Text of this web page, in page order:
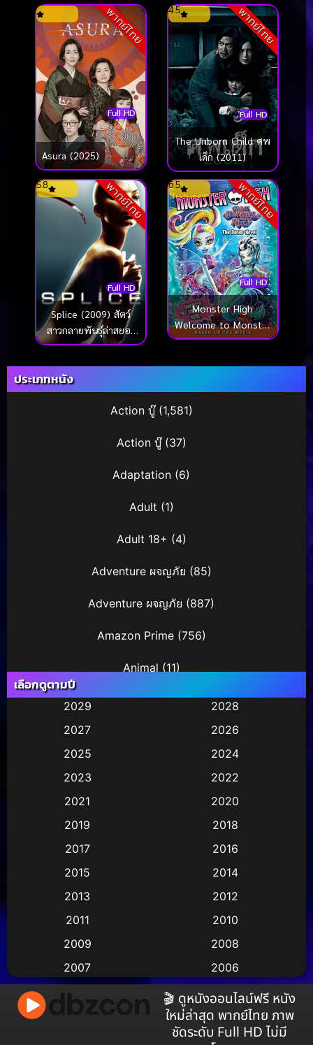
พากย์ไทย
Full HD
Asura (2025)
พากย์ไทย
Full HD
4.5
The Unborn Child ศพ
เด็ก (2011)
พากย์ไทย
Full HD
5.8
Splice (2009) สัตว์
สาวกลายพันธุ์ล่าสยอง
โลก
พากย์ไทย
Full HD
6.5
Monster High
Welcome to Monster
High (2016) เวลคัม ทู
ประเภทหนัง
Action บู๊(1,581)
Action บู๊(37)
Adaptation (6)
Adult (1)
Adult 18+ (4)
Adventure ผจญภัย (85)
Adventure ผจญภัย (887)
Amazon Prime(756)
Animal (11)
Animation การ์ตูน(245)
Based on a True Story สร้างจากเรื่องจริง(3)
Based on a True Story เรื่องจริง(38)
เลือกดูตามปี
2029
2028
2027
2026
2025
2024
2023
2022
2021
2020
2019
2018
2017
2016
2015
2014
2013
2012
2011
2010
2009
2008
2007
2006
2005
2004
2003
2002
2000
🎬 ดูหนังออนไลน์ฟรี หนัง
ใหม่ล่าสุด พากย์ไทย ภาพ
ชัดระดับ Full HD ไม่มี